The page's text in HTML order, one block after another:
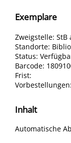
Exemplare
Zweigstelle: StB
Standorte:
Status:
Barcode:
Frist:
Vorbestellungen:
Inhalt
Automatische